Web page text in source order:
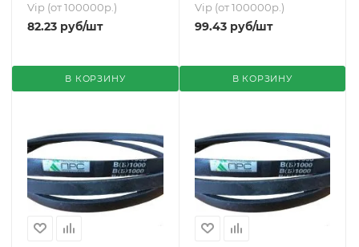
Vip (от 100000р.)
82.23 руб/шт
В КОРЗИНУ
Vip (от 100000р.)
99.43руб/шт
В КОРЗИНУ